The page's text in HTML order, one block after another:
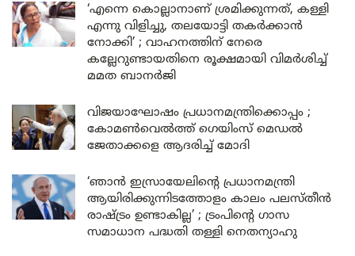
‘എന്നെ കൊല്ലാനാണ് ശ്രമിക്കുന്നത്, കള്ളി
എന്നു വിളിച്ചു, തലയോട്ടി തകർക്കാൻ
നോക്കി’ ; വാഹനത്തിന് നേരെ
കല്ലേറുണ്ടായതിനെ രൂക്ഷമായി വിമർശിച്ച്
മമത ബാനർജി
വിജയാഘോഷം പ്രധാനമന്ത്രിക്കൊപ്പം ;
കോമൺവെൽത്ത് ഗെയിംസ് മെഡൽ
ജേതാക്കളെ ആദരിച്ച് മോദി
‘ഞാൻ ഇസ്രായേലിന്റെ പ്രധാനമന്ത്രി
ആയിരിക്കുന്നിടത്തോളം കാലം പലസ്തീൻ
രാഷ്ട്രം ഉണ്ടാകില്ല’ ; ട്രംപിന്റെ ഗാസ
സമാധാന പദ്ധതി തള്ളി നെതന്യാഹു